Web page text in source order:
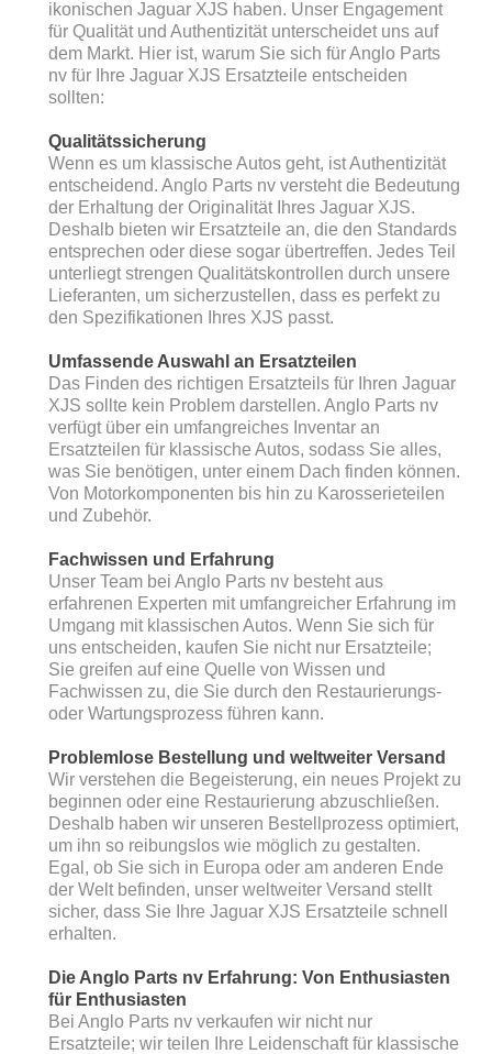
ikonischen Jaguar XJS haben. Unser Engagement
für Qualität und Authentizität unterscheidet uns auf
dem Markt. Hier ist, warum Sie sich für Anglo Parts
nv für Ihre Jaguar XJS Ersatzteile entscheiden
sollten:
Qualitätssicherung
Wenn es um klassische Autos geht, ist Authentizität
entscheidend. Anglo Parts nv versteht die Bedeutung
der Erhaltung der Originalität Ihres Jaguar XJS.
Deshalb bieten wir Ersatzteile an, die den Standards
entsprechen oder diese sogar übertreffen. Jedes Teil
unterliegt strengen Qualitätskontrollen durch unsere
Lieferanten, um sicherzustellen, dass es perfekt zu
den Spezifikationen Ihres XJS passt.
Umfassende Auswahl an Ersatzteilen
Das Finden des richtigen Ersatzteils für Ihren Jaguar
XJS sollte kein Problem darstellen. Anglo Parts nv
verfügt über ein umfangreiches Inventar an
Ersatzteilen für klassische Autos, sodass Sie alles,
was Sie benötigen, unter einem Dach finden können.
Von Motorkomponenten bis hin zu Karosserieteilen
und Zubehör.
Fachwissen und Erfahrung
Unser Team bei Anglo Parts nv besteht aus
erfahrenen Experten mit umfangreicher Erfahrung im
Umgang mit klassischen Autos. Wenn Sie sich für
uns entscheiden, kaufen Sie nicht nur Ersatzteile;
Sie greifen auf eine Quelle von Wissen und
Fachwissen zu, die Sie durch den Restaurierungs-
oder Wartungsprozess führen kann.
Problemlose Bestellung und weltweiter Versand
Wir verstehen die Begeisterung, ein neues Projekt zu
beginnen oder eine Restaurierung abzuschließen.
Deshalb haben wir unseren Bestellprozess optimiert,
um ihn so reibungslos wie möglich zu gestalten.
Egal, ob Sie sich in Europa oder am anderen Ende
der Welt befinden, unser weltweiter Versand stellt
sicher, dass Sie Ihre Jaguar XJS Ersatzteile schnell
erhalten.
Die Anglo Parts nv Erfahrung: Von Enthusiasten
für Enthusiasten
Bei Anglo Parts nv verkaufen wir nicht nur
Ersatzteile; wir teilen Ihre Leidenschaft für klassische